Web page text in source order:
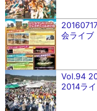
会ライブ
Vol.94
2014ラ